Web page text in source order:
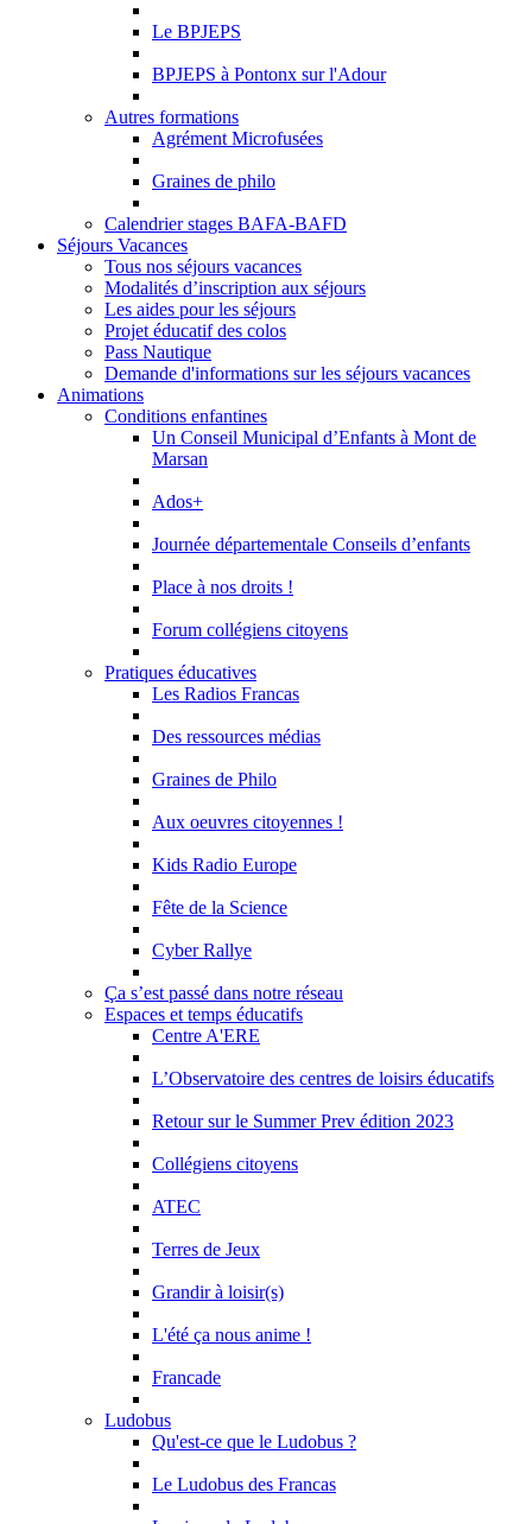
Le BPJEPS
BPJEPS à Pontonx sur l'Adour
Autres formations
Agrément Microfusées
Graines de philo
Calendrier stages BAFA-BAFD
Séjours Vacances
Tous nos séjours vacances
Modalités d’inscription aux séjours
Les aides pour les séjours
Projet éducatif des colos
Pass Nautique
Demande d'informations sur les séjours vacances
Animations
Conditions enfantines
Un Conseil Municipal d’Enfants à Mont de
Marsan
Ados+
Journée départementale Conseils d’enfants
Place à nos droits !
Forum collégiens citoyens
Pratiques éducatives
Les Radios Francas
Des ressources médias
Graines de Philo
Aux oeuvres citoyennes !
Kids Radio Europe
Fête de la Science
Cyber Rallye
Ça s’est passé dans notre réseau
Espaces et temps éducatifs
Centre A'ERE
L’Observatoire des centres de loisirs éducatifs
Retour sur le Summer Prev édition 2023
Collégiens citoyens
ATEC
Terres de Jeux
Grandir à loisir(s)
L'été ça nous anime !
Francade
Ludobus
Qu'est-ce que le Ludobus ?
Le Ludobus des Francas